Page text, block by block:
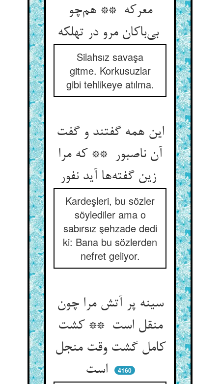
معرکه ** هم‌چو
بی‌باکان مرو در تهلکه
Silahsız savaşa
gitme. Korkusuzlar
gibi tehlikeye atılma.
این همه گفتند و گفت
آن ناصبور ** که مرا
Kardeşleri, bu sözler
söylediler ama o
sabırsız şehzade dedi
ki: Bana bu sözlerden
nefret geliyor.
سینه پر آتش مرا چون
منقل است ** کشت
کامل گشت وقت منجل
است
4160